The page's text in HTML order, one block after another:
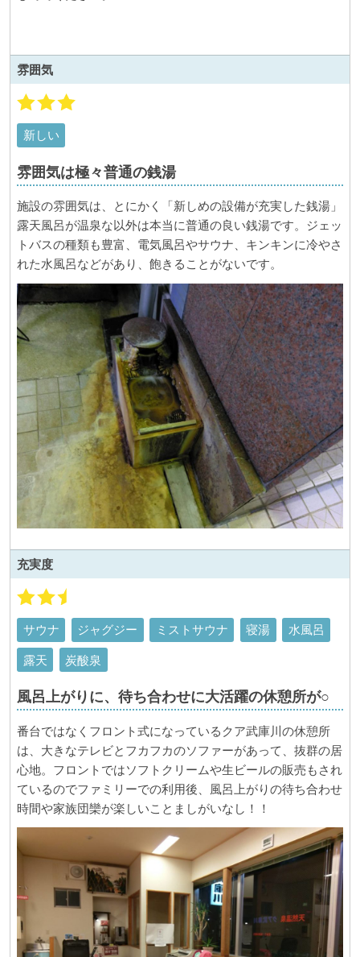
雰囲気
新しい
雰囲気は極々普通の銭湯
施設の雰囲気は、とにかく「新しめの設備が充実した銭湯」
露天風呂が温泉な以外は本当に普通の良い銭湯です。ジェッ
トバスの種類も豊富、電気風呂やサウナ、キンキンに冷やさ
れた水風呂などがあり、飽きることがないです。
充実度
サウナ ジャグジー ミストサウナ 寝湯 水風呂
露天 炭酸泉
風呂上がりに、待ち合わせに大活躍の休憩所が○
番台ではなくフロント式になっているクア武庫川の休憩所
は、大きなテレビとフカフカのソファーがあって、抜群の居
心地。フロントではソフトクリームや生ビールの販売もされ
ているのでファミリーでの利用後、風呂上がりの待ち合わせ
時間や家族団欒が楽しいことましがいなし！！